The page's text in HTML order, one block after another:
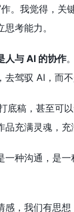
。我觉得，关
考能力。
人与 AI 的协作
驾驭 AI，而不
底稿，甚至可
充满灵魂，充
种沟通，是
，我们有思